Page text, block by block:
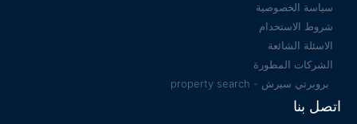
سياسة الخصوصية
شروط الاستخدام
الاسئلة الشائعة
الشركات المطورة
بروبرتي سيرش - property search
اتصل بنا